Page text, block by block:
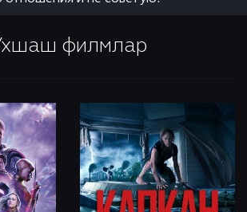
филмлар